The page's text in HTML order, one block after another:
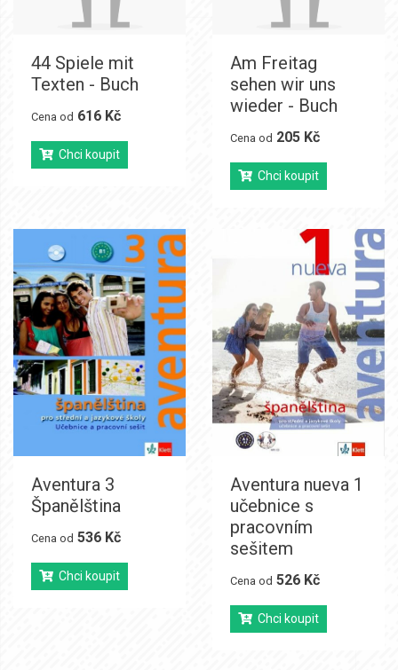
44 Spiele mit
Texten - Buch
Cena od 616 Kč
Chci koupit
Am Freitag
sehen wir uns
wieder - Buch
Cena od 205 Kč
Chci koupit
Aventura 3
Španělština
Cena od 536 Kč
Chci koupit
Aventura nueva 1
učebnice s
pracovním
sešitem
Cena od 526 Kč
Chci koupit